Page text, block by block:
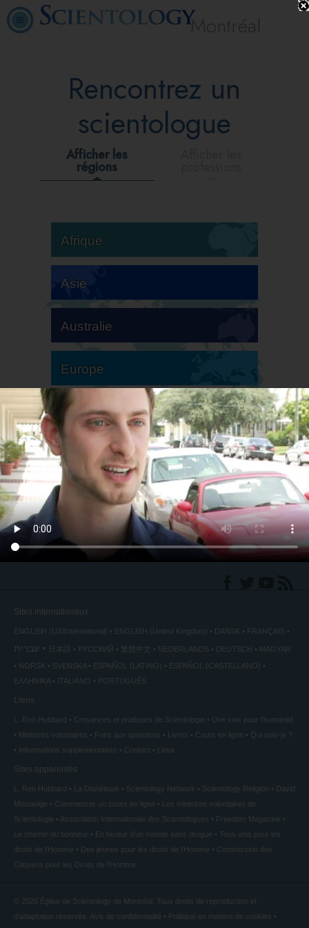
Montréal
Rencontrez un
scientologue
Afficher les
régions
Afrique
Asie
Australie
Europe
Amérique du Sud
Amérique du Nord
Sites internationaux
ENGLISH (US/International) ENGLISH (United Kingdom) DANSK FRANÇAIS
עברית 日本語 РУССКИЙ 繁體中文 NEDERLANDS DEUTSCH
MAGYAR
NORSK
SVENSKA ESPAÑOL (LATINO)
ESPAÑOL (CASTELLANO)
ΕΛΛΗΝΙΚA
ITALIANO PORTUGUÊS
Liens
L. Ron Hubbard Croyances et pratiques de Scientologie
Une voix pour l’humanité
Ministres volontaires
Foire aux questions Livres Cours en ligne
Qui suis-je ?
Informations supplémentaires
Contact Lieux
Sites apparentés
L. Ron Hubbard La Dianétique Scientology Network Scientology Religion
David
Miscavige
Commencer un cours en ligne
Les ministres volontaires de
Scientologie
Association Internationale des Scientologues
Freedom Magazine
Le chemin du bonheur
En faveur d’un monde sans drogue
Tous unis pour les
droits de l’Homme
Des jeunes pour les droits de l’Homme
Commission des
Citoyens pour les Droits de l’Homme
© 2026 Église de Scientology de Montréal. Tous droits de reproduction et
d’adaptation réservés. Avis de confidentialité • Politique en matière de cookies •